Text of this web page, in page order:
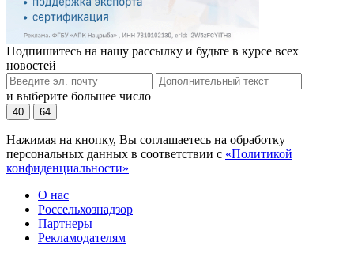
Подпишитесь на нашу рассылку и будьте в курсе всех
новостей
и выберите большее число
40 64
Нажимая на кнопку, Вы соглашаетесь на обработку
персональных данных в соответствии с «Политикой
конфиденциальности»
О нас
Россельхознадзор
Партнеры
Рекламодателям